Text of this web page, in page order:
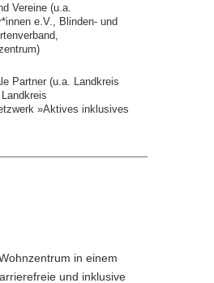
Vereine (u.a.
e.V., Blinden- und
Partner (u.a. Landkreis
»Aktives inklusives
in einem
und inklusive